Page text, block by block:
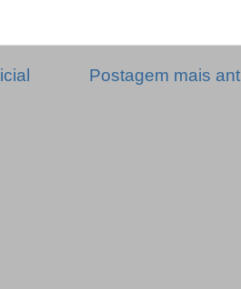
Postagem mais